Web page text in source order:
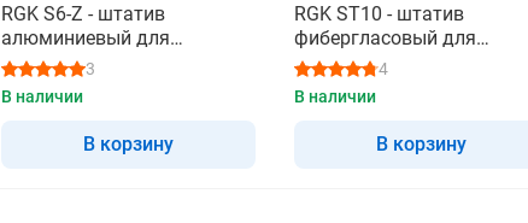
RGK S6-Z - штатив
алюминиевый для
тахеометра
3
В наличии
В корзину
RGK ST10 - штатив
фибергласовый для
тахеометра
4
В наличии
В корзину